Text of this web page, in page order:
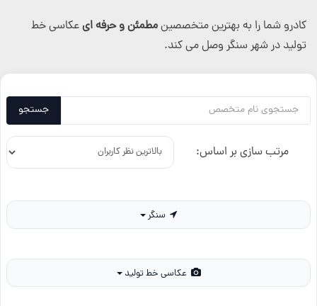
کادرو شما را به بهترین متخصصینمطمئن و حرفه ایعکاسی خط
تولید در شهر سنگر وصل می کند.
جستجو
مرتب سازی بر اساس: